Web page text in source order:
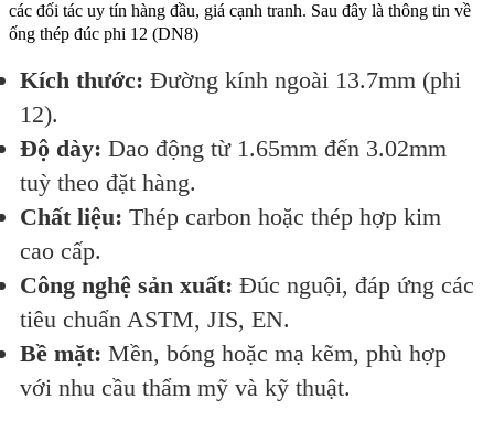
các đối tác uy tín hàng đầu, giá cạnh tranh. Sau đây là thông tin về
ống thép đúc phi 12 (DN8)
Kích thước: Đường kính ngoài 13.7mm (phi
12).
Độ dày: Dao động từ 1.65mm đến 3.02mm
tuỳ theo đặt hàng.
Chất liệu: Thép carbon hoặc thép hợp kim
cao cấp.
Công nghệ sản xuất: Đúc nguội, đáp ứng các
tiêu chuẩn ASTM, JIS, EN.
Bề mặt: Mền, bóng hoặc mạ kẽm, phù hợp
với nhu cầu thẩm mỹ và kỹ thuật.